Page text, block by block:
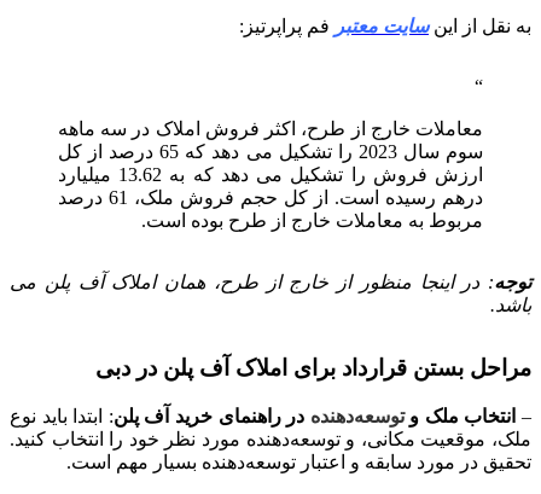
به نقل از اینسایت معتبر فم پراپرتیز:
معاملات خارج از طرح، اکثر فروش املاک در سه ماهه
سوم سال 2023 را تشکیل می دهد که 65 درصد از کل
ارزش فروش را تشکیل می دهد که به 13.62 میلیارد
درهم رسیده است. از کل حجم فروش ملک، 61 درصد
مربوط به معاملات خارج از طرح بوده است.
توجه: در اینجا منظور از خارج از طرح، همان املاک آف پلن می
باشد.
مراحل بستن قرارداد برای املاک آف پلن در دبی
– انتخاب ملک وتوسعه‌دهنده در راهنمای خرید آف پلن:
ابتدا باید نوع
ملک، موقعیت مکانی، و توسعه‌دهنده مورد نظر خود را انتخاب کنید.
تحقیق در مورد سابقه و اعتبار توسعه‌دهنده بسیار مهم است.